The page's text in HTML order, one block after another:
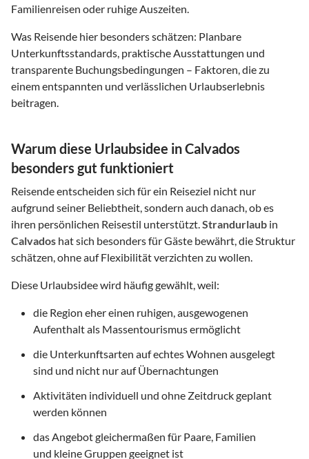
Familienreisen oder ruhige Auszeiten.
Was Reisende hier besonders schätzen: Planbare
Unterkunftsstandards, praktische Ausstattungen und
transparente Buchungsbedingungen – Faktoren, die zu
einem entspannten und verlässlichen Urlaubserlebnis
beitragen.
Warum diese Urlaubsidee in Calvados
besonders gut funktioniert
Reisende entscheiden sich für ein Reiseziel nicht nur
aufgrund seiner Beliebtheit, sondern auch danach, ob es
ihren persönlichen Reisestil unterstützt.Strandurlaub in
Calvados hat sich besonders für Gäste bewährt, die Struktur
schätzen, ohne auf Flexibilität verzichten zu wollen.
Diese Urlaubsidee wird häufig gewählt, weil:
die Region eher einen ruhigen, ausgewogenen
Aufenthalt als Massentourismus ermöglicht
die Unterkunftsarten auf echtes Wohnen ausgelegt
sind und nicht nur auf Übernachtungen
Aktivitäten individuell und ohne Zeitdruck geplant
werden können
das Angebot gleichermaßen für Paare, Familien
und kleine Gruppen geeignet ist